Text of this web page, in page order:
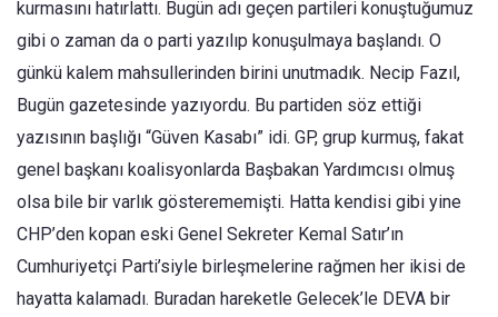
kurmasını hatırlattı. Bugün adı geçen partileri konuştuğumuz
gibi o zaman da o parti yazılıp konuşulmaya başlandı. O
günkü kalem mahsullerinden birini unutmadık. Necip Fazıl,
Bugün gazetesinde yazıyordu. Bu partiden söz ettiği
yazısının başlığı “Güven Kasabı” idi. GP, grup kurmuş, fakat
genel başkanı koalisyonlarda Başbakan Yardımcısı olmuş
olsa bile bir varlık gösterememişti. Hatta kendisi gibi yine
CHP’den kopan eski Genel Sekreter Kemal Satır’ın
Cumhuriyetçi Parti’siyle birleşmelerine rağmen her ikisi de
hayatta kalamadı. Buradan hareketle Gelecek’le DEVA bir